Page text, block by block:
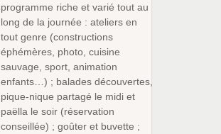
programme riche et varié tout au
long de la journée : ateliers en
tout genre (constructions
éphémères, photo, cuisine
sauvage, sport, animation
enfants…) ; balades découvertes,
pique-nique partagé le midi et
paëlla le soir (réservation
conseillée) ; goûter et buvette ;